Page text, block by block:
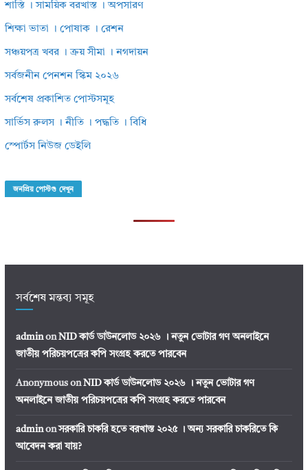
শাস্তি । সাময়িক বরখাস্ত । অপসারণ
শিক্ষা ভাতা । পোষাক । রেশন
সঞ্চয়পত্র খবর । ক্রয় সীমা । নগদায়ন
সর্বজনীন পেনশন স্কিম ২০২৬
সর্বশেষ প্রকাশিত পোস্টসমূহ
সার্ভিস রুলস । নীতি । পদ্ধতি । বিধি
স্পোর্টস নিউজ ডেইলি
জনপ্রিয় পোস্টগু দেখুন
সর্বশেষ মন্তব্য সমূহ
adminonNID কার্ড ডাউনলোড ২০২৬ । নতুন ভোটার গণ অনলাইনে
জাতীয় পরিচয়পত্রের কপি সংগ্রহ করতে পারবেন
AnonymousonNID কার্ড ডাউনলোড ২০২৬ । নতুন ভোটার গণ
অনলাইনে জাতীয় পরিচয়পত্রের কপি সংগ্রহ করতে পারবেন
adminonসরকারি চাকরি হতে বরখাস্ত ২০২৫ । অন্য সরকারি চাকরিতে কি
আবেদন করা যায়?